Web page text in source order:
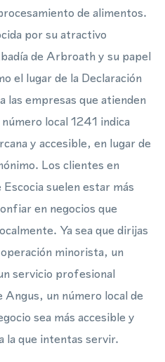
de alimentos.
por su atractivo
de Arbroath y su papel
el lugar de la Declaración
empresas que atienden
local 1241 indica
y accesible, en lugar de
Los clientes en
suelen estar más
en negocios que
Ya sea que dirijas
minorista, un
servicio profesional
un número local de
sea más accesible y
la que intentas servir.